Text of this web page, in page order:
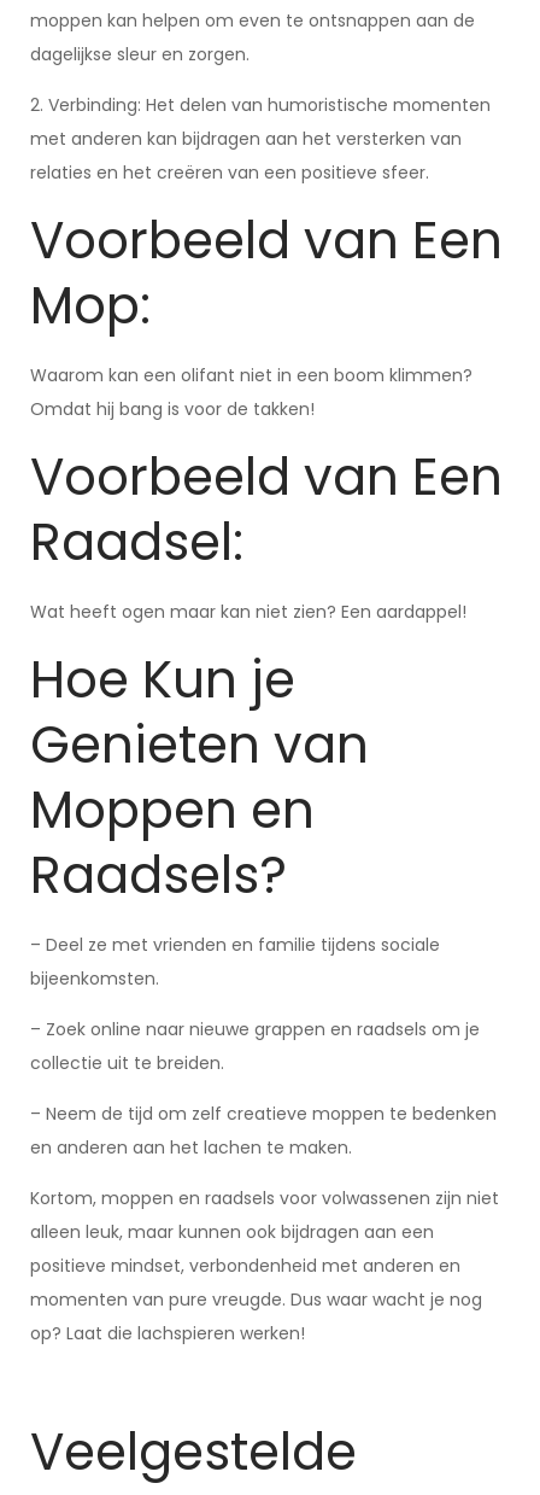
moppen kan helpen om even te ontsnappen aan de
dagelijkse sleur en zorgen.
2. Verbinding: Het delen van humoristische momenten
met anderen kan bijdragen aan het versterken van
relaties en het creëren van een positieve sfeer.
Voorbeeld van Een
Mop:
Waarom kan een olifant niet in een boom klimmen?
Omdat hij bang is voor de takken!
Voorbeeld van Een
Raadsel:
Wat heeft ogen maar kan niet zien? Een aardappel!
Hoe Kun je
Genieten van
Moppen en
Raadsels?
– Deel ze met vrienden en familie tijdens sociale
bijeenkomsten.
– Zoek online naar nieuwe grappen en raadsels om je
collectie uit te breiden.
– Neem de tijd om zelf creatieve moppen te bedenken
en anderen aan het lachen te maken.
Kortom, moppen en raadsels voor volwassenen zijn niet
alleen leuk, maar kunnen ook bijdragen aan een
positieve mindset, verbondenheid met anderen en
momenten van pure vreugde. Dus waar wacht je nog
op? Laat die lachspieren werken!
Veelgestelde